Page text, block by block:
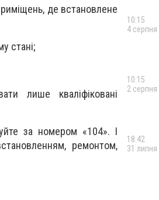
де встановлене
стані;
лише кваліфіковані
за номером «104». І
ремонтом,
10:15
4 серпня
10:15
2 серпня
18:42
31 липня